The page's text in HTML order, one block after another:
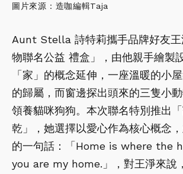
圖片來源：造咖編輯Taja
Aunt Stella 詩特莉攜手品牌好友王
物聯名公益 禮盒」，由他親手繪製
「家」的概念延伸，一座溫暖的小
的歸屬，而窗邊探出頭來的三隻小
領養貓咪狗狗。本次聯名特別推出
乾」，她選擇以愛心作為核心概念
的一句話：「Home is where the
you are my home.」，對王淨來說